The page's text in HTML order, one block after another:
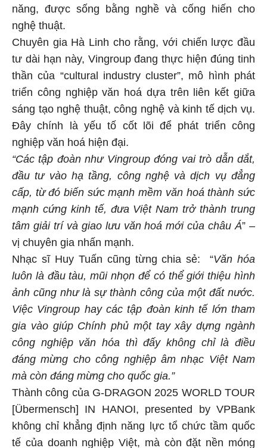
năng, được sống bằng nghề và cống hiến cho
nghệ thuật.
Chuyên gia Hà Linh cho rằng, với chiến lược đầu
tư dài hạn này, Vingroup đang thực hiện đúng tinh
thần của “cultural industry cluster”, mô hình phát
triển công nghiệp văn hoá dựa trên liên kết giữa
sáng tạo nghệ thuật, công nghệ và kinh tế dịch vụ.
Đây chính là yếu tố cốt lõi để phát triển công
nghiệp văn hoá hiện đại.
“Các tập đoàn như Vingroup đóng vai trò dẫn dắt,
đầu tư vào hạ tầng, công nghệ và dịch vụ đẳng
cấp, từ đó biến sức mạnh mềm văn hoá thành sức
mạnh cứng kinh tế, đưa Việt Nam trở thành trung
tâm giải trí và giao lưu văn hoá mới của châu Á” –
vị chuyên gia nhấn mạnh.
Nhạc sĩ Huy Tuấn cũng từng chia sẻ: “Văn hóa
luôn là đầu tàu, mũi nhọn để có thể giới thiệu hình
ảnh cũng như là sự thành công của một đất nước.
Việc Vingroup hay các tập đoàn kinh tế lớn tham
gia vào giúp Chính phủ một tay xây dựng ngành
công nghiệp văn hóa thì đấy không chỉ là điều
đáng mừng cho công nghiệp âm nhạc Việt Nam
mà còn đáng mừng cho quốc gia.”
Thành công của G-DRAGON 2025 WORLD TOUR
[Übermensch] IN HANOI, presented by VPBank
không chỉ khẳng định năng lực tổ chức tầm quốc
tế của doanh nghiệp Việt, mà còn đặt nền móng